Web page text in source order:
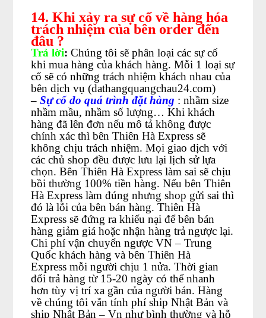
14. Khi xảy ra sự cố về hàng hóa
trách nhiệm của bên order đến
đâu ?
Trả lời: Chúng tôi sẽ phân loại các sự cố
khi mua hàng của khách hàng. Mỗi 1 loại sự
cố sẽ có những trách nhiệm khách nhau của
bên dịch vụ (dathangquangchau24.com)
– Sự cố do quá trình đặt hàng : nhầm size
nhầm mầu, nhầm số lượng… Khi khách
hàng đã lên đơn nếu mô tả không được
chính xác thì bên Thiên Hà Express sẽ
không chịu trách nhiệm. Mọi giao dịch với
các chủ shop đều được lưu lại lịch sử lựa
chọn. Bên Thiên Hà Express làm sai sẽ chịu
bồi thường 100% tiền hàng. Nếu bên Thiên
Hà Express làm đúng nhưng shop gửi sai thì
đó là lỗi của bên bán hàng. Thiên Hà
Express sẽ đứng ra khiếu nại để bên bán
hàng giảm giá hoặc nhận hàng trả ngược lại.
Chi phí vận chuyển ngược VN – Trung
Quốc khách hàng và bên Thiên Hà
Express mỗi người chịu 1 nửa. Thời gian
đổi trả hàng từ 15-20 ngày có thể nhanh
hơn tùy vị trí xa gần của người bán. Hàng
về chúng tôi vẫn tính phí ship Nhật Bản và
ship Nhật Bản – Vn như bình thường và hỗ